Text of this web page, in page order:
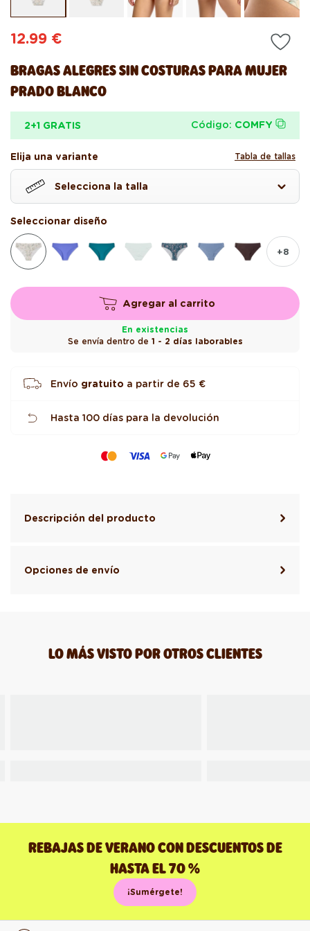
una
modal
BRAGAS ALEGRES SIN COSTURAS PARA MUJER
PRADO BLANCO
Precio
12.99 €
2+1 GRATIS Código: COMFY
Elija una variante Tabla de tallas
Selecciona la talla
Seleccionar diseño
+8
Agregar al carrito
En existencias
Se envía dentro de 1 - 2 días laborables
Envío gratuito a partir de 65 €
Hasta 100 días para la devolución
Descripción del producto
Opciones de envío
LO MÁS VISTO POR OTROS CLIENTES
REBAJAS DE VERANO CON DESCUENTOS DE
HASTA EL 70 %
¡Sumérgete!